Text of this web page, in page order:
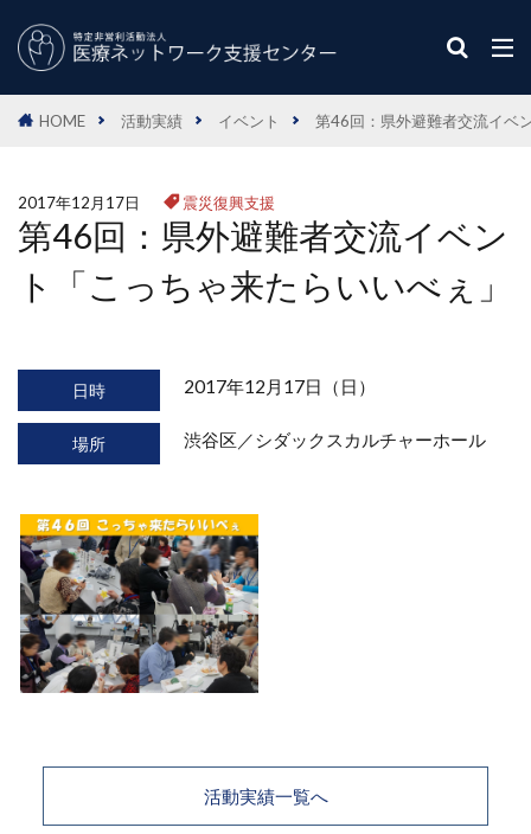
HOME 活動実績 イベント 第46回：県外避難者交流イベ
2017年12月17日 震災復興支援
第46回：県外避難者交流イベン
ト「こっちゃ来たらいいべぇ」
日時 2017年12月17日（日）
場所 渋谷区／シダックスカルチャーホール
活動実績一覧へ